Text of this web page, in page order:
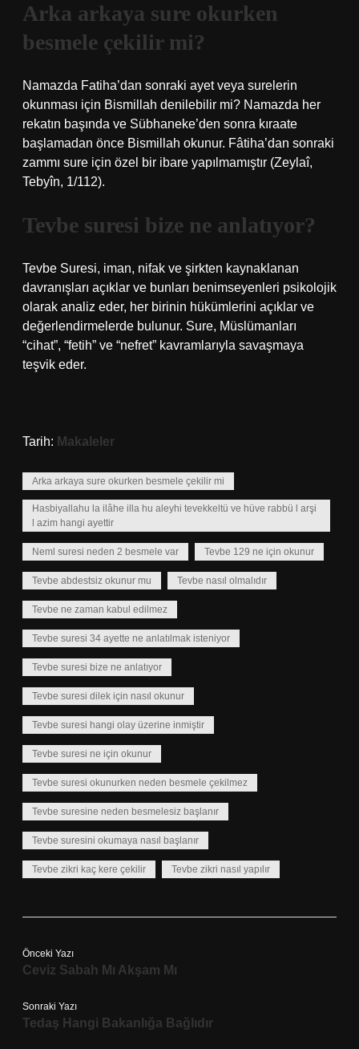
Arka arkaya sure okurken
besmele çekilir mi?
Namazda Fatiha’dan sonraki ayet veya surelerin
okunması için Bismillah denilebilir mi? Namazda her
rekatın başında ve Sübhaneke’den sonra kıraate
başlamadan önce Bismillah okunur. Fâtiha’dan sonraki
zammı sure için özel bir ibare yapılmamıştır (Zeylaî,
Tebyîn, 1/112).
Tevbe suresi bize ne anlatıyor?
Tevbe Suresi, iman, nifak ve şirkten kaynaklanan
davranışları açıklar ve bunları benimseyenleri psikolojik
olarak analiz eder, her birinin hükümlerini açıklar ve
değerlendirmelerde bulunur. Sure, Müslümanları
“cihat”, “fetih” ve “nefret” kavramlarıyla savaşmaya
teşvik eder.
Tarih: Makaleler
Arka arkaya sure okurken besmele çekilir mi
Hasbiyallahu la ilâhe illa hu aleyhi tevekkeltü ve hüve rabbü l arşi
l azim hangi ayettir
Neml suresi neden 2 besmele var Tevbe 129 ne için okunur
Tevbe abdestsiz okunur mu Tevbe nasıl olmalıdır
Tevbe ne zaman kabul edilmez
Tevbe suresi 34 ayette ne anlatılmak isteniyor
Tevbe suresi bize ne anlatıyor
Tevbe suresi dilek için nasıl okunur
Tevbe suresi hangi olay üzerine inmiştir
Tevbe suresi ne için okunur
Tevbe suresi okunurken neden besmele çekilmez
Tevbe suresine neden besmelesiz başlanır
Tevbe suresini okumaya nasıl başlanır
Tevbe zikri kaç kere çekilir Tevbe zikri nasıl yapılır
Önceki Yazı
Ceviz Sabah Mı Akşam Mı
Sonraki Yazı
Tedaş Hangi Bakanlığa Bağlıdır